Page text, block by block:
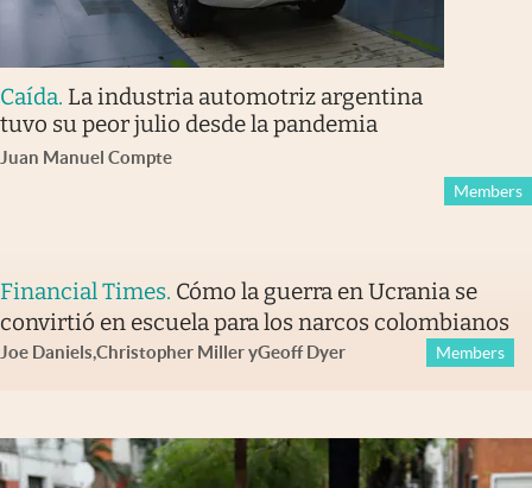
Caída. La industria automotriz argentina
tuvo su peor julio desde la pandemia
Juan Manuel Compte
Members
Financial Times. Cómo la guerra en Ucrania se
convirtió en escuela para los narcos colombianos
Joe Daniels,Christopher MilleryGeoff Dyer Members